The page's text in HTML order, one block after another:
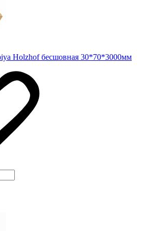
Holzhof бесшовная 30*70*3000мм